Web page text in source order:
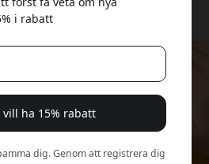
i rabatt
vill ha 15% rabatt
dig. Genom att registrera dig